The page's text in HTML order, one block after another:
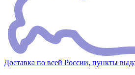
Доставка по всей России, пункты